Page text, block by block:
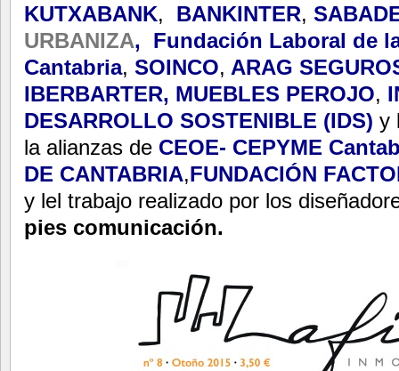
KUTXABANK, BANKINTER,
URBANIZA,
Fundación Laboral de
Cantabria, SOINCO, ARAG
IBERBARTER, MUEBLES PEROJO,
DESARROLLO SOSTENIBLE (IDS) y
la alianzas de CEOE- CEPYME
DE CANTABRIA,FUNDACIÓN
y lel trabajo realizado por los
pies comunicación.